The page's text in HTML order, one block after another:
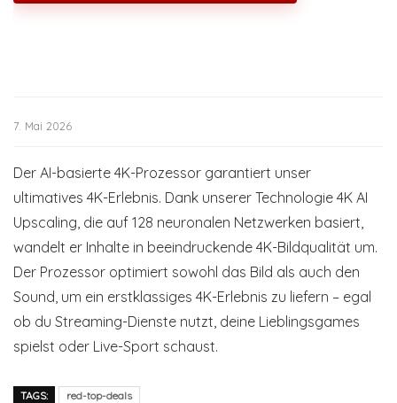
7. Mai 2026
Der AI-basierte 4K-Prozessor garantiert unser
ultimatives 4K-Erlebnis. Dank unserer Technologie 4K AI
Upscaling, die auf 128 neuronalen Netzwerken basiert,
wandelt er Inhalte in beeindruckende 4K-Bildqualität um.
Der Prozessor optimiert sowohl das Bild als auch den
Sound, um ein erstklassiges 4K-Erlebnis zu liefern – egal
ob du Streaming-Dienste nutzt, deine Lieblingsgames
spielst oder Live-Sport schaust.
TAGS: red-top-deals